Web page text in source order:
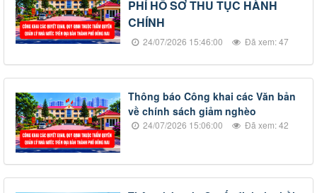
PHÍ HỒ SƠ THU TỤC HÀNH
CHÍNH
24/07/2026 15:46:00 Đã xem: 47
Thông báo Công khai các Văn bản
về chính sách giảm nghèo
24/07/2026 15:06:00 Đã xem: 42